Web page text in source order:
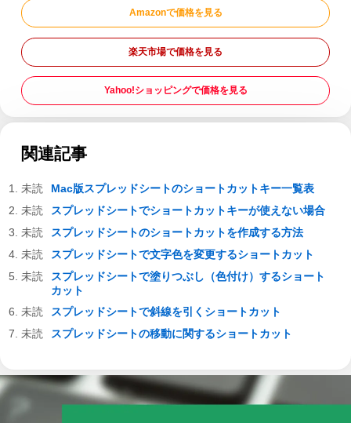
Amazonで価格を見る
楽天市場で価格を見る
Yahoo!ショッピングで価格を見る
関連記事
Mac版スプレッドシートのショートカットキー一覧表
スプレッドシートでショートカットキーが使えない場合
スプレッドシートのショートカットを作成する方法
スプレッドシートで文字色を変更するショートカット
スプレッドシートで塗りつぶし（色付け）するショート
カット
スプレッドシートで斜線を引くショートカット
スプレッドシートの移動に関するショートカット